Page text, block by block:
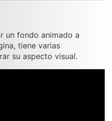
un fondo animado a
tiene varias
su aspecto visual.